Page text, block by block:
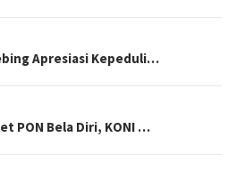
Apresiasi Kepeduli…
PON Bela Diri, KONI …